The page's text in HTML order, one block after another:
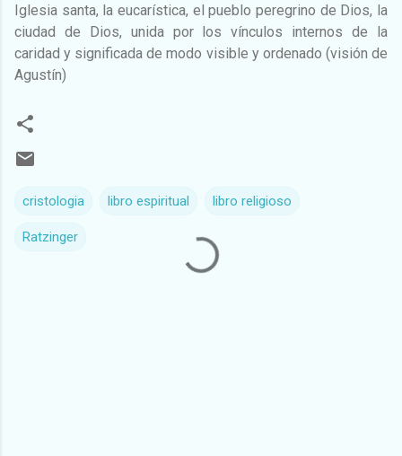
Iglesia santa, la eucarística, el pueblo peregrino de Dios, la
ciudad de Dios, unida por los vínculos internos de la
caridad y significada de modo visible y ordenado (visión de
Agustín)
cristologia libro espiritual libro religioso
Ratzinger